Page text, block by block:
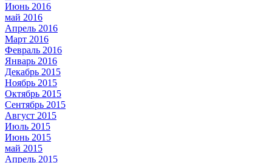
Июнь 2016
май 2016
Апрель 2016
Март 2016
Февраль 2016
Январь 2016
Декабрь 2015
Ноябрь 2015
Октябрь 2015
Сентябрь 2015
Август 2015
Июль 2015
Июнь 2015
май 2015
Апрель 2015